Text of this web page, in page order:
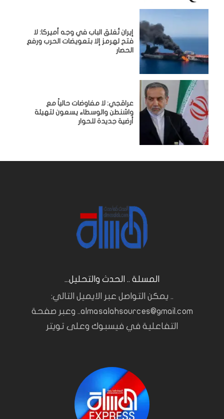
إيران تُغلق الباب في وجه أميركا: لا
فتح لهرمز إلا بتعويضات الحرب ورفع
الحصار
عراقجي: لا مفاوضات حالياً مع
واشنطن والوسطاء يسعون لتهيئة
أرضية جديدة للحوار
المسلة .. الحدث والتحليل...
.. يمكن التواصل عبر الايميل التالي:
almasalahsources@gmail.com.. وعبر صفحة
التفاعلية في فيسبوك وعلى تويتر